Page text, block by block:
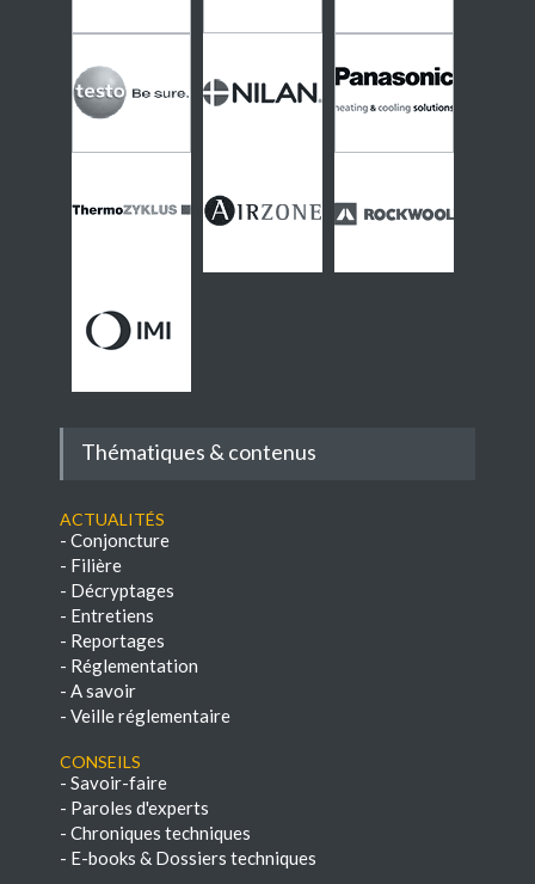
Thématiques & contenus
Actualités
- Conjoncture
- Filière
- Décryptages
- Entretiens
- Reportages
- Réglementation
- A savoir
- Veille réglementaire
Conseils
- Savoir-faire
- Paroles d'experts
- Chroniques techniques
- E-books & Dossiers techniques